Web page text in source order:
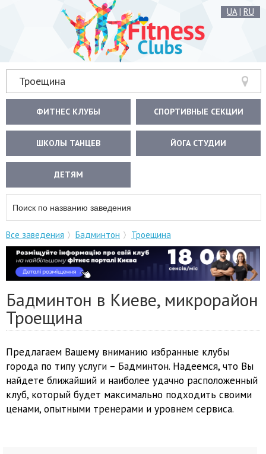
UA| RU
Троещина
ФИТНЕС КЛУБЫ СПОРТИВНЫЕ СЕКЦИИ
ШКОЛЫ ТАНЦЕВ ЙОГА СТУДИИ
ДЕТЯМ
Все заведения Бадминтон Троещина
Бадминтон в Киеве, микрорайон
Троещина
Предлагаем Вашему вниманию избранные клубы
города по типу услуги – Бадминтон. Надеемся, что Вы
найдете ближайший и наиболее удачно расположенный
клуб, который будет максимально подходить своими
ценами, опытными тренерами и уровнем сервиса.